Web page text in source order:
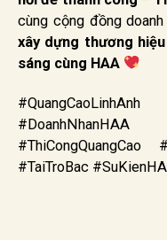
cùng cộng đồng
xây dựng thương
sáng cùng HAA
#DoanhNhanHAA
#ThiCongQuangCao
#TaiTroBac